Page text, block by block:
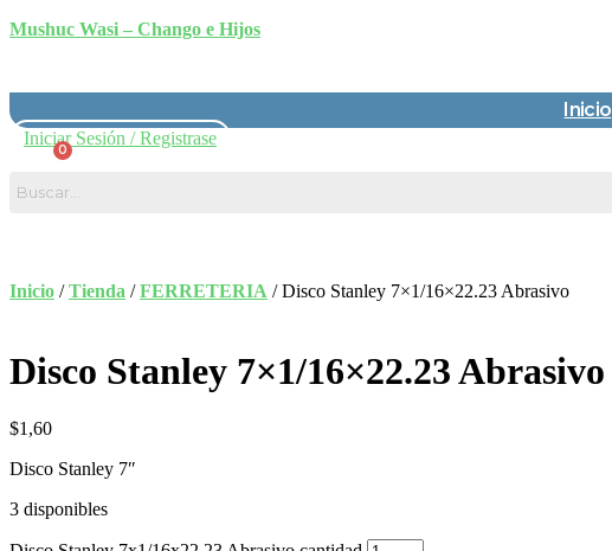
Mushuc Wasi – Chango e Hijos
Inicio
Iniciar Sesión / Registrase
Inicio /Tienda /FERRETERIA / Disco Stanley 7×1/16×22.23 Abrasivo
Disco Stanley 7×1/16×22.23 Abrasivo
$1,60
Disco Stanley 7″
3 disponibles